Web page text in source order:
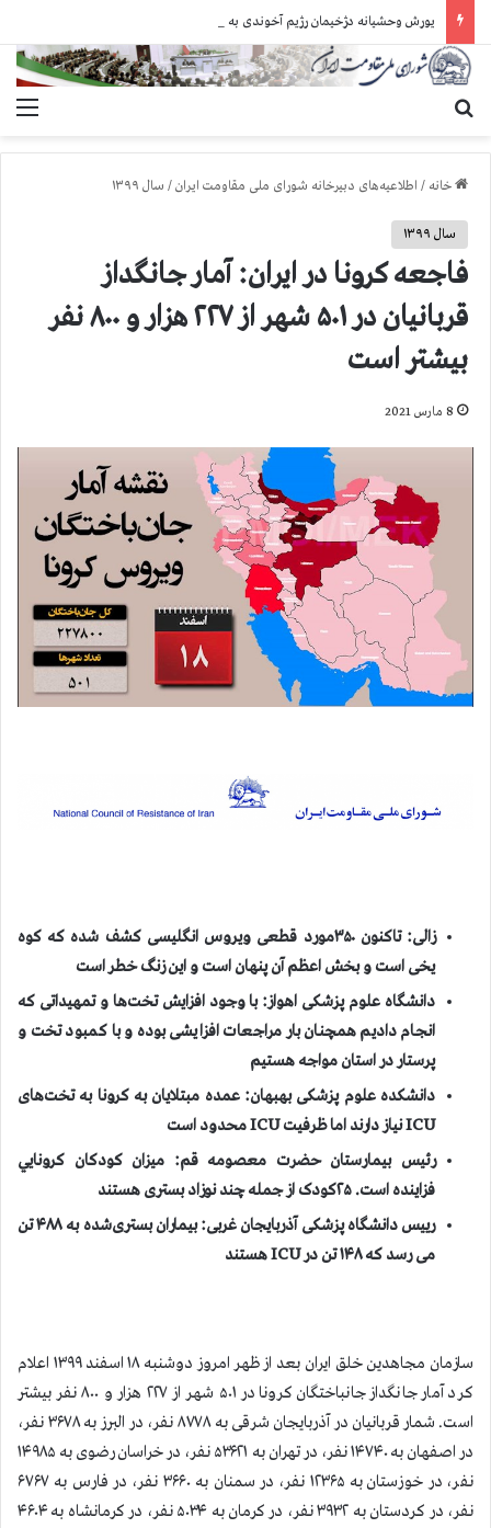
خانه / اطلاعیه‌های دبیرخانه شورای ملی مقاومت ایران/ سال ۱۳۹۹
سال ۱۳۹۹
فاجعه كرونا در ايران: آمار جانگداز
قربانيان در ۵۰۱ شهر از ۲۲۷ هزار و ۸۰۰ نفر
بيشتر است
8 مارس 2021
زالی: تاکنون ۳۵۰مورد قطعی ویروس انگلیسی کشف شده که کوه
یخی است و بخش اعظم آن پنهان است و این زنگ خطر است
دانشگاه علوم پزشکی اهواز: با وجود افزایش تخت‌ها و تمهیداتی که
انجام دادیم همچنان بار مراجعات افزایشی بوده و با کمبود تخت و
پرستار در استان مواجه هستیم
دانشکده علوم پزشکی بهبهان: عمده مبتلایان به کرونا به تخت‌های
ICUنیاز دارند اما ظرفیتICUمحدود است
رئیس بیمارستان حضرت معصومه قم: میزان کودکان کرونايي
فزاينده است. ۲۵کودک از جمله چند نوزاد بستری هستند
رییس دانشگاه پزشکی آذربایجان غربی: بیماران بستری‌شده به ۴۸۸ تن
می‌ رسد كه ۱۴۸ تن در
ICUهستند
سازمان مجاهدين خلق ايران بعد از ظهر امروز دوشنبه ۱۸ اسفند ۱۳۹۹ اعلام
كرد آمار جانگداز جانباختگان كرونا در ۵۰۱ شهر از ۲۲۷ هزار و ۸۰۰ نفر بيشتر
است. شمار قربانيان در آذربایجان شرقی به ۸۷۷۸ نفر، در البرز به ۳۶۷۸ نفر،
در اصفهان به ۱۴۷۴۰ نفر، در تهران به ۵۳۶۲۱ نفر، در خراسان رضوی به ۱۴۹۸۵
نفر، در خوزستان به ۱۲۳۶۵ نفر، در سمنان به ۳۶۶۰ نفر، در فارس به ۶۷۶۷
نفر، در کردستان به ۳۹۳۲ نفر، در کرمان به ۵۰۳۴ نفر، در کرمانشاه به ۴۶۰۴